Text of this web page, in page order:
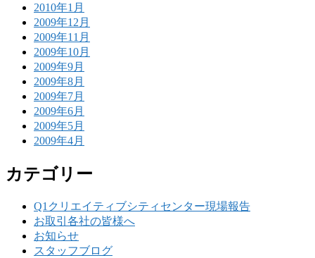
2010年1月
2009年12月
2009年11月
2009年10月
2009年9月
2009年8月
2009年7月
2009年6月
2009年5月
2009年4月
カテゴリー
Q1クリエイティブシティセンター現場報告
お取引各社の皆様へ
お知らせ
スタッフブログ